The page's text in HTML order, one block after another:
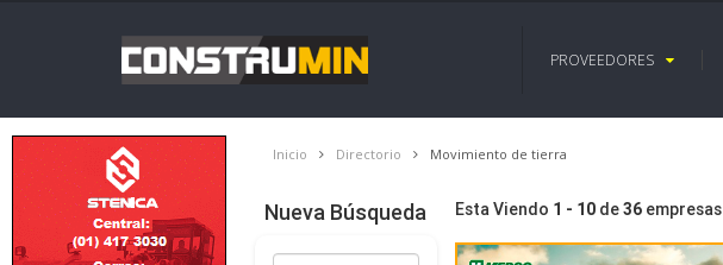
PROVEEDORES
Inicio Directorio Movimiento de tierra
Nueva Búsqueda Esta Viendo 1 - 10de36empresas